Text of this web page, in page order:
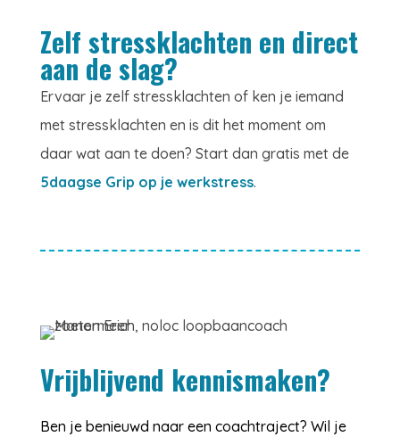
Zelf stressklachten en direct
aan de slag?
Ervaar je zelf stressklachten of ken je iemand
met stressklachten en is dit het moment om
daar wat aan te doen? Start dan gratis met de
5daagse Grip op je werkstress.
Vrijblijvend kennismaken?
Ben je benieuwd naar een coachtraject? Wil je